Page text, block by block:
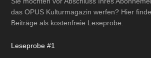
das OPUS Kulturmagazin werfen? Hier
Beiträge als kostenfreie Leseprobe.
Leseprobe #1